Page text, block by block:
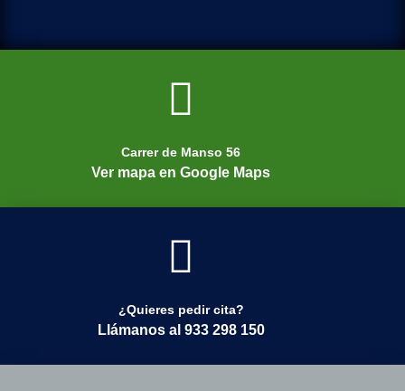
Carrer de Manso 56
Ver mapa en Google Maps
¿Quieres pedir cita?
Llámanos al 933 298 150